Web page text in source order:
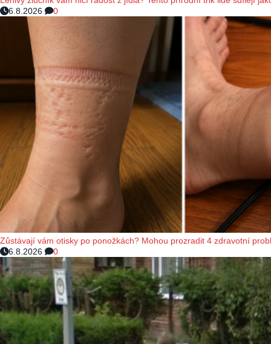
6.8.2026
0
Zůstávají vám otisky po ponožkách? Mohou prozradit 4 zdravotní
6.8.2026
0